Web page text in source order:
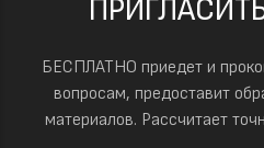
БЕСПЛАТНО приедет и
вопросам, предоставит
материалов. Рассчитает